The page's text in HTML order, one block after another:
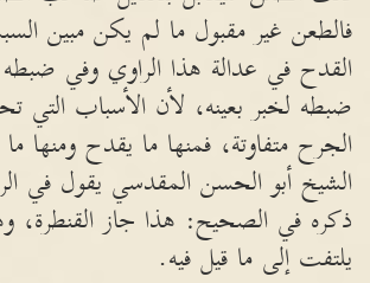
فالطعن غير مقبول ما لم يكن مبين
القدح في عدالة هذا الراوي وفي
ضبطه لخبر بعينه، لأن الأسباب التي
الجرح متفاوتة، فمنها ما يقدح ومنها
الشيخ أبو الحسن المقدسي يقول في
ذكره في الصحيح: هذا جاز القنطرة،
يلتفت إلى ما قيل فيه.